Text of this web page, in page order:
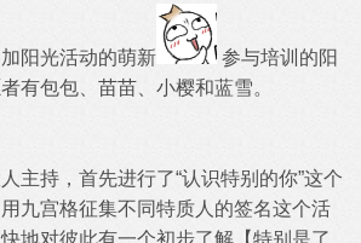
阳光活动的萌新
参与培训的阳
有包包、苗苗、小樱和蓝雪。
主持，首先进行了“认识特别的你”这个
九宫格征集不同特质人的签名这个活
地对彼此有一个初步了解【特别是了